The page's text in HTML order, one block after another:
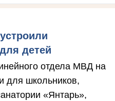
детей
отдела МВД на
для школьников,
«Янтарь»,